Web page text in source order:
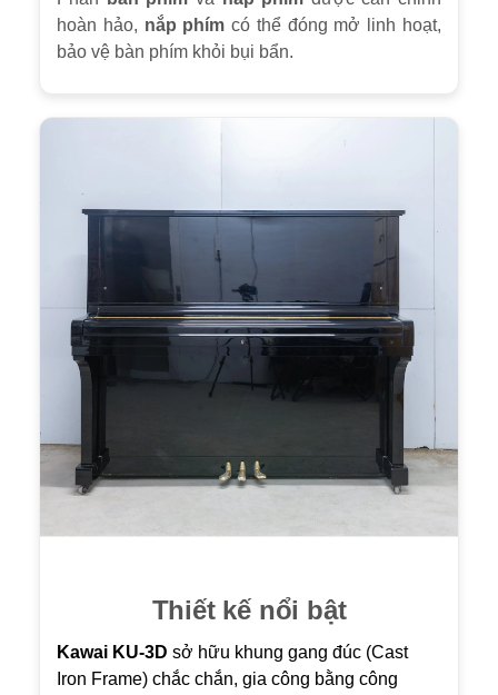
hoàn hảo, nắp phím có thể đóng mở linh hoạt,
bảo vệ bàn phím khỏi bụi bẩn.
Thiết kế nổi bật
Kawai KU-3D sở hữu khung gang đúc (Cast
Iron Frame) chắc chắn, gia công bằng công